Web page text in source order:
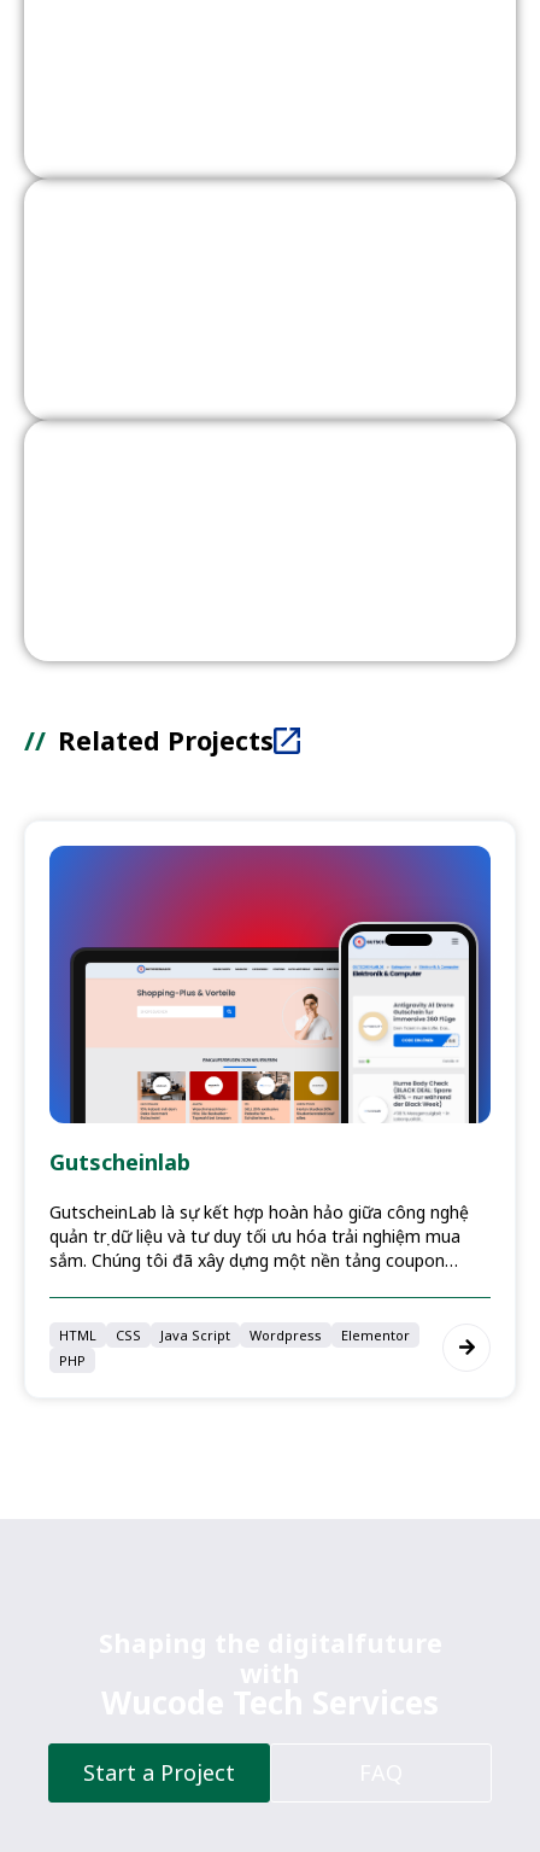
// Related Projects
Gutscheinlab
GutscheinLab là sự kết hợp hoàn hảo giữa công nghệ
quản trị dữ liệu và tư duy tối ưu hóa trải nghiệm mua
sắm. Chúng tôi đã xây dựng một nền tảng coupon
ưu đãi tốt nhất một cách nhanh chóng và hiệu quả.
HTML CSS Java Script Wordpress
Elementor
PHP
Start a Project